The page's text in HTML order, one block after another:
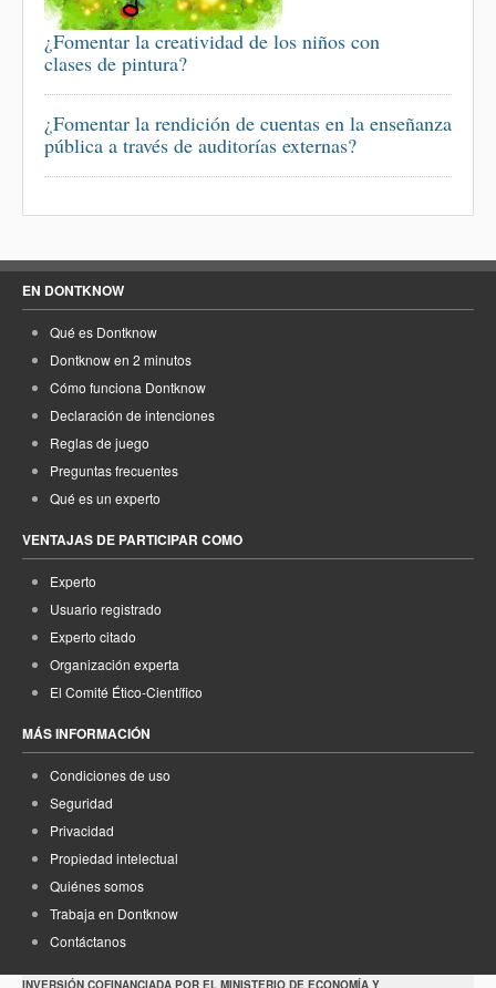
¿Fomentar la creatividad de los niños con
clases de pintura?
¿Fomentar la rendición de cuentas en la enseñanza
pública a través de auditorías externas?
EN DONTKNOW
Qué es Dontknow
Dontknow en 2 minutos
Cómo funciona Dontknow
Declaración de intenciones
Reglas de juego
Preguntas frecuentes
Qué es un experto
VENTAJAS DE PARTICIPAR COMO
Experto
Usuario registrado
Experto citado
Organización experta
El Comité Ético-Científico
MÁS INFORMACIÓN
Condiciones de uso
Seguridad
Privacidad
Propiedad intelectual
Quiénes somos
Trabaja en Dontknow
Contáctanos
INVERSIÓN COFINANCIADA POR EL MINISTERIO DE ECONOMÍA Y